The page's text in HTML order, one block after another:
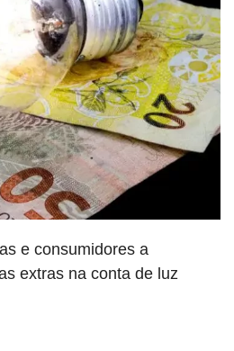
e consumidores a
extras na conta de luz